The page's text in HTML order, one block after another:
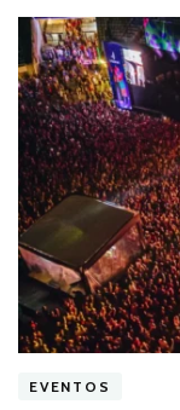
EVENTOS